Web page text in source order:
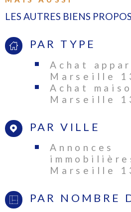
LES AUTRES BIENS
PAR TYPE
Achat
Marseille
Achat
Marseille
PAR VILLE
Annonces
Marseille
PAR NOMBRE